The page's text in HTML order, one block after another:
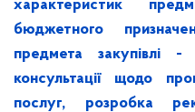
характеристик
бюджетного
предмета закупівлі
консультації щодо
послуг, розробка